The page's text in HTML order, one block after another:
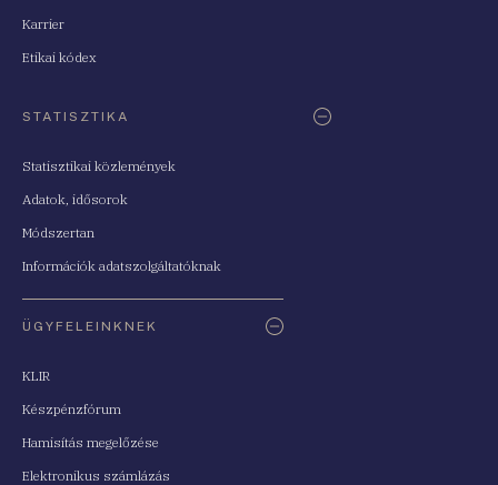
Karrier
Etikai kódex
STATISZTIKA
Statisztikai közlemények
Adatok, idősorok
Módszertan
Információk adatszolgáltatóknak
ÜGYFELEINKNEK
KLIR
Készpénzfórum
Hamisítás megelőzése
Elektronikus számlázás